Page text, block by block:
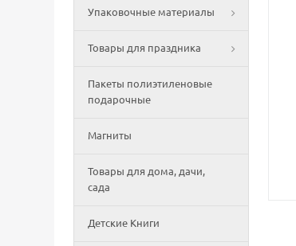
Упаковочные материалы
Товары для праздника
Пакеты полиэтиленовые
подарочные
Магниты
Товары для дома, дачи,
сада
Детские Книги